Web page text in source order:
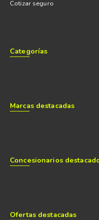
Cotizar seguro
Categorías
Marcas destacadas
Concesionarios
Ofertas destacadas